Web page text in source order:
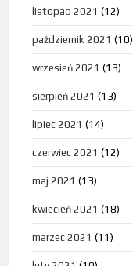
listopad 2021 (12)
październik 2021 (10)
wrzesień 2021 (13)
sierpień 2021 (13)
lipiec 2021 (14)
czerwiec 2021 (12)
maj 2021 (13)
kwiecień 2021 (18)
marzec 2021 (11)